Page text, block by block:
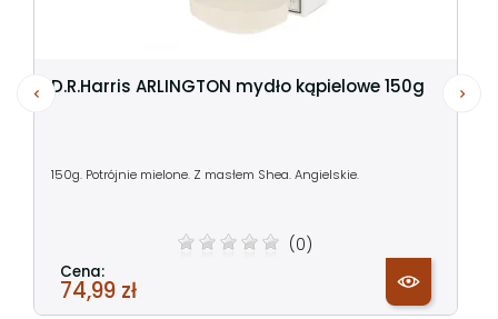
D.R.Harris ARLINGTON mydło kąpielowe 150g
150g. Potrójnie mielone. Z masłem Shea. Angielskie.
(0)
Cena:
74,99 zł